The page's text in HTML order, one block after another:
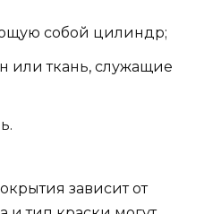
собой цилиндр;
или ткань, служащие
зависит от